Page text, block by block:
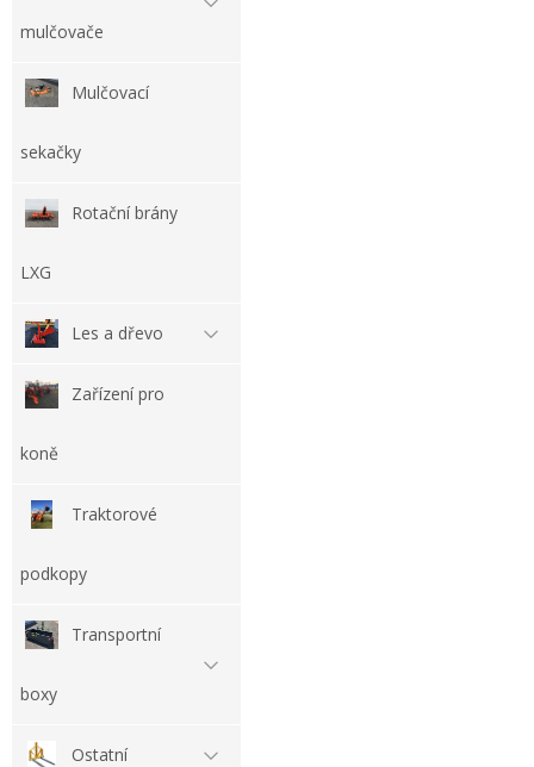
mulčovače
Mulčovací
sekačky
Rotační brány
LXG
Les a dřevo
Zařízení pro
koně
Traktorové
podkopy
Transportní
boxy
Ostatní